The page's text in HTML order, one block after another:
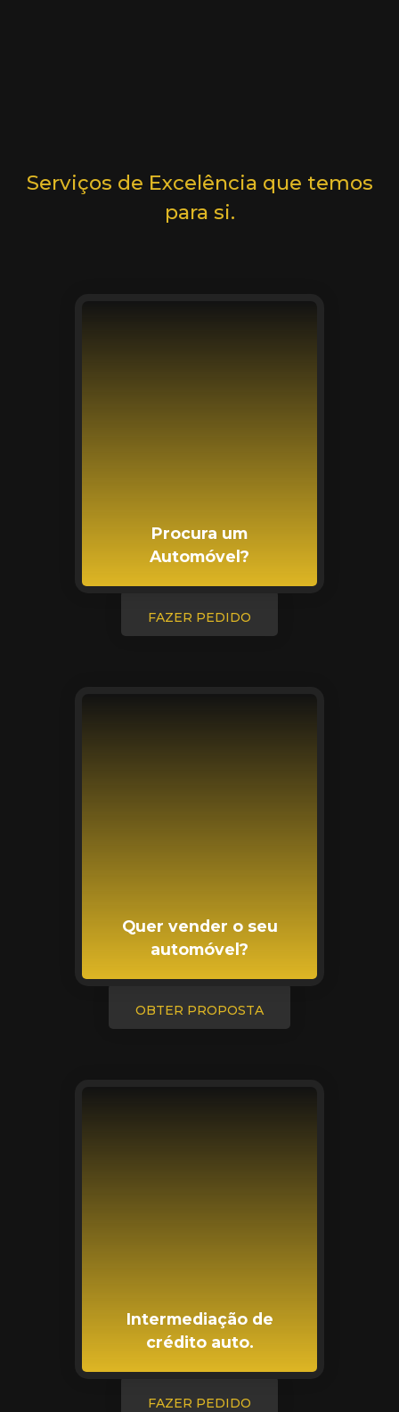
Serviços de Excelência que temos
para si.
Procura um
Automóvel?
FAZER PEDIDO
Quer vender o seu
automóvel?
OBTER PROPOSTA
Intermediação de
crédito auto.
FAZER PEDIDO